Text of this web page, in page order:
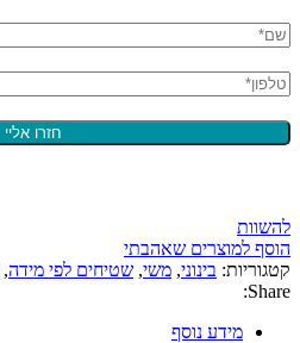
להשוות
הוסף למוצרים שאהבתי
קטגוריות: בינוני, משי, שטיחים לפי מידה,
Share:
מידע נוסף